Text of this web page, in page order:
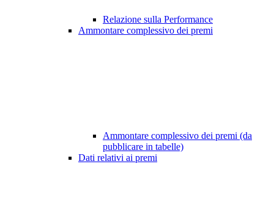
Relazione sulla Performance
Ammontare complessivo dei premi
Ammontare complessivo dei premi (da
pubblicare in tabelle)
Dati relativi ai premi